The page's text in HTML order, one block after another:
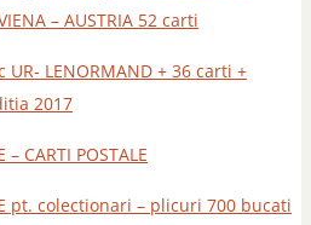
– AUSTRIA 52 carti
UR- LENORMAND + 36 carti +
2017
– CARTI POSTALE
pt. colectionari – plicuri 700 bucati